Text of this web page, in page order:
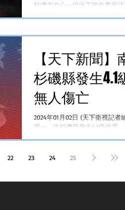
杉磯市中心一場地下跨年慶祝活
Fe...
【天下新聞】
杉磯縣發生4.1
無人傷亡
2024年01月02日 (天下衛視記者
週一，洛杉磯縣發生4.1級地震
里。全洛杉磯縣均受到影響，包
22 23 24 25